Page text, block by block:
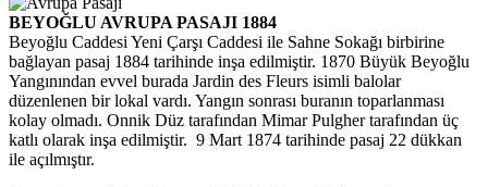
BEYOĞLU AVRUPA PASAJI 1884
Beyoğlu Caddesi Yeni Çarşı Caddesi ile Sahne Sokağı birbirine
bağlayan pasaj 1884 tarihinde inşa edilmiştir. 1870 Büyük Beyoğlu
Yangınından evvel burada Jardin des Fleurs isimli balolar
düzenlenen bir lokal vardı. Yangın sonrası buranın toparlanması
kolay olmadı. Onnik Düz tarafından Mimar Pulgher tarafından üç
katlı olarak inşa edilmiştir. 9 Mart 1874 tarihinde pasaj 22 dükkan
ile açılmıştır.